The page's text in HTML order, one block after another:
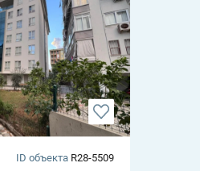
ID объекта R28-5509